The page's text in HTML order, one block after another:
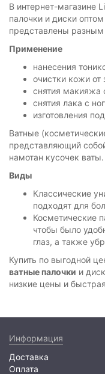
В интернет-магазине
палочки и диски
представлены разным
Применение
нанесения
очистки кожи от
снятия макияжа
снятия лака с
изготовления
Ватные
представляющий
намотан кусочек ваты.
Виды
Классические
подходят для
Косметические
чтобы было
глаз, а также
Купить по выгодной
ватные палочки и
низкие цены и
Информация
Доставка
Оплата